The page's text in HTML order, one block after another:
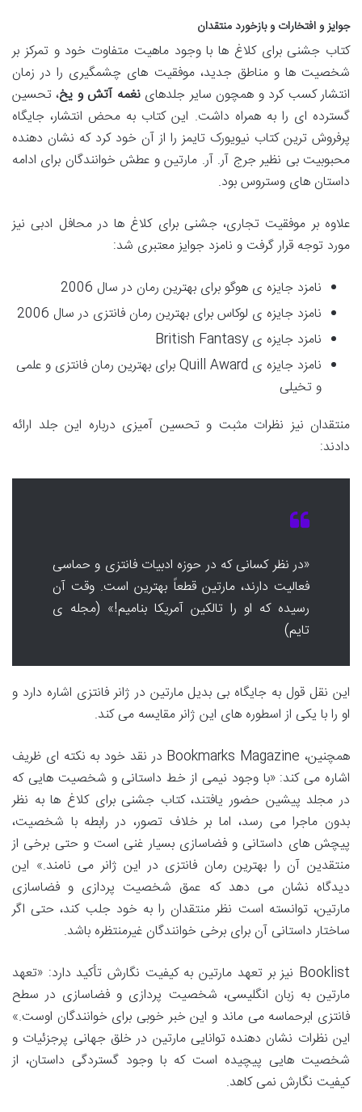
جوایز و افتخارات و بازخورد منتقدان
کتاب جشنی برای کلاغ ها با وجود ماهیت متفاوت خود و تمرکز بر
شخصیت ها و مناطق جدید، موفقیت های چشمگیری را در زمان
انتشار کسب کرد و همچون سایر جلدهاینغمه آتش و یخ، تحسین
گسترده ای را به همراه داشت. این کتاب به محض انتشار، جایگاه
پرفروش ترین کتاب نیویورک تایمز را از آن خود کرد که نشان دهنده
محبوبیت بی نظیر جرج آر. آر. مارتین و عطش خوانندگان برای ادامه
داستان های وستروس بود.
علاوه بر موفقیت تجاری، جشنی برای کلاغ ها در محافل ادبی نیز
مورد توجه قرار گرفت و نامزد جوایز معتبری شد:
نامزد جایزه ی هوگو برای بهترین رمان در سال 2006
نامزد جایزه ی لوکاس برای بهترین رمان فانتزی در سال 2006
نامزد جایزه ی British Fantasy
نامزد جایزه ی Quill Award برای بهترین رمان فانتزی و علمی
و تخیلی
منتقدان نیز نظرات مثبت و تحسین آمیزی درباره این جلد ارائه
دادند:
«در نظر کسانی که در حوزه ادبیات فانتزی و حماسی
فعالیت دارند، مارتین قطعاً بهترین است. وقت آن
رسیده که او را تالکین آمریکا بنامیم!» (مجله ی
تایم)
این نقل قول به جایگاه بی بدیل مارتین در ژانر فانتزی اشاره دارد و
او را با یکی از اسطوره های این ژانر مقایسه می کند.
همچنین، Bookmarks Magazine در نقد خود به نکته ای ظریف
اشاره می کند: «با وجود نیمی از خط داستانی و شخصیت هایی که
در مجلد پیشین حضور یافتند، کتاب جشنی برای کلاغ ها به نظر
بدون ماجرا می رسد، اما بر خلاف تصور، در رابطه با شخصیت،
پیچش های داستانی و فضاسازی بسیار غنی است و حتی برخی از
منتقدین آن را بهترین رمان فانتزی در این ژانر می نامند.» این
دیدگاه نشان می دهد که عمق شخصیت پردازی و فضاسازی
مارتین، توانسته است نظر منتقدان را به خود جلب کند، حتی اگر
ساختار داستانی آن برای برخی خوانندگان غیرمنتظره باشد.
Booklist نیز بر تعهد مارتین به کیفیت نگارش تأکید دارد: «تعهد
مارتین به زبان انگلیسی، شخصیت پردازی و فضاسازی در سطح
فانتزی ابرحماسه می ماند و این خبر خوبی برای خوانندگان اوست.»
این نظرات نشان دهنده توانایی مارتین در خلق جهانی پرجزئیات و
شخصیت هایی پیچیده است که با وجود گستردگی داستان، از
کیفیت نگارش نمی کاهد.